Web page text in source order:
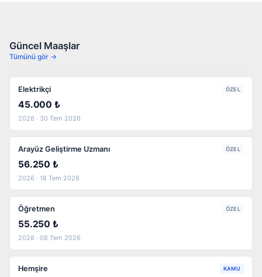
Güncel Maaşlar
Tümünü gör →
Elektrikçi ÖZEL
45.000 ₺
2026 · 30 Tem 2026
Arayüz Geliştirme Uzmanı ÖZEL
56.250 ₺
2026 · 18 Tem 2026
Öğretmen ÖZEL
55.250 ₺
2026 · 08 Tem 2026
Hemşire KAMU